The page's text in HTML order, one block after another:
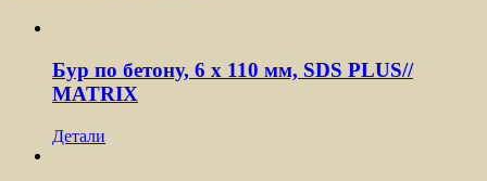
Бур по бетону, 6 x 110 мм, SDS PLUS//
MATRIX
Детали